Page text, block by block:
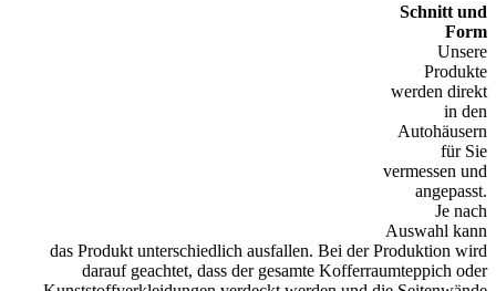
Schnitt und
Form
Unsere
Produkte
werden direkt
in den
Autohäusern
für Sie
vermessen und
angepasst.
Je nach
Auswahl kann
das Produkt unterschiedlich ausfallen. Bei der Produktion wird
darauf geachtet, dass der gesamte Kofferraumteppich oder